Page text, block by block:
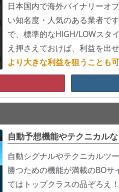
日本国内で海外バイナリーオ
い知名度・人気のある業者で
で、標準的なHIGH/LOWスタ
え押さえておけば、利益を出せ
より大きな利益を狙うことも
自動予想機能やテクニカル
自動シグナルやテクニカルツ
勝つための機能が満載のBOサ
てはトップクラスの品ぞろえ！